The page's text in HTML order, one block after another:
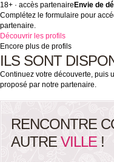
18+ · accès partenaire Envie de
Complétez le formulaire pour
partenaire.
Découvrir les profils
Encore plus de profils
ILS SONT
Continuez votre découverte, puis
proposé par notre partenaire.
RENCONTRE
AUTRE VILLE !